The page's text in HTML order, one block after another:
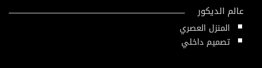
عالم الديكور
المنزل العصري
تصميم داخلي